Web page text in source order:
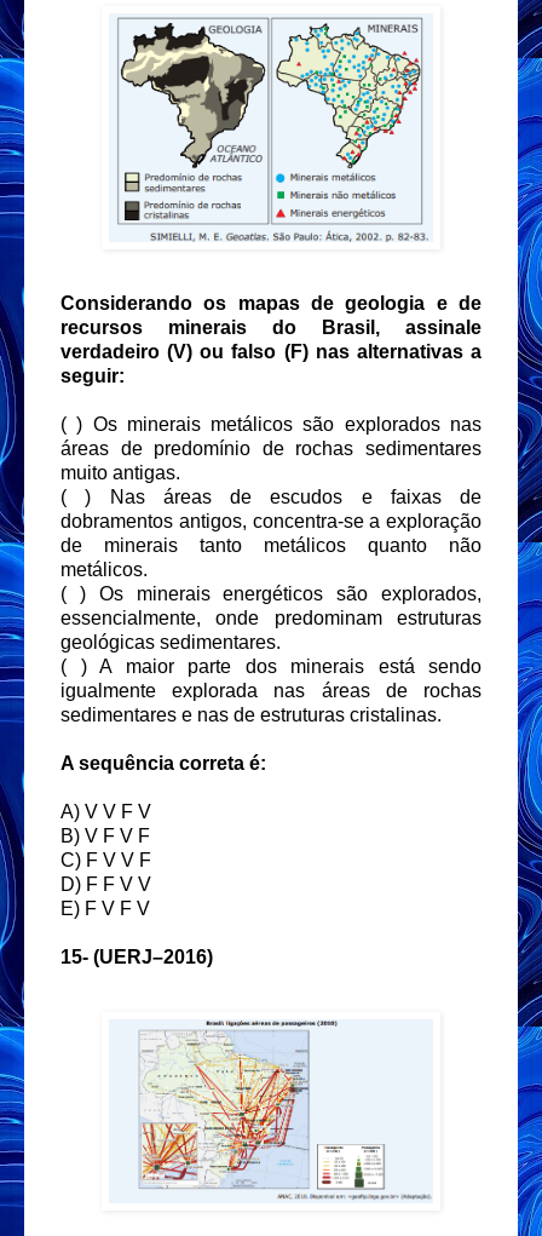
Considerando os mapas de geologia e de
recursos minerais do Brasil, assinale
verdadeiro (V) ou falso (F) nas alternativas a
seguir:
( ) Os minerais metálicos são explorados nas
áreas de predomínio de rochas sedimentares
muito antigas.
( ) Nas áreas de escudos e faixas de
dobramentos antigos, concentra-se a exploração
de minerais tanto metálicos quanto não
metálicos.
( ) Os minerais energéticos são explorados,
essencialmente, onde predominam estruturas
geológicas sedimentares.
( ) A maior parte dos minerais está sendo
igualmente explorada nas áreas de rochas
sedimentares e nas de estruturas cristalinas.
A sequência correta é:
A) V V F V
B) V F V F
C) F V V F
D) F F V V
E) F V F V
15- (UERJ–2016)